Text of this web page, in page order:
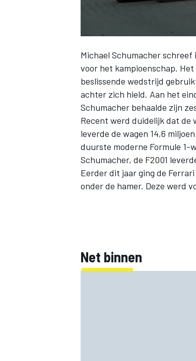
WEC DTM
Michael Schumacherschreef
voor het kampioenschap.
beslissende wedstrijd
achter zich hield. Aan het
Schumacher behaalde zijn
Recent werd duidelijk dat de
leverde de wagen 14,6
duurste moderne Formule 1-
Schumacher, de F2001
Eerder dit jaar ging de
onder de hamer. Deze werd
Net binnen